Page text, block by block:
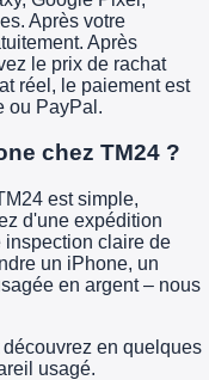
Après votre
Après
le prix de rachat
réel, le paiement est
ou PayPal.
chez TM24 ?
est simple,
d'une expédition
inspection claire de
un iPhone, un
en argent – nous
en quelques
usagé.